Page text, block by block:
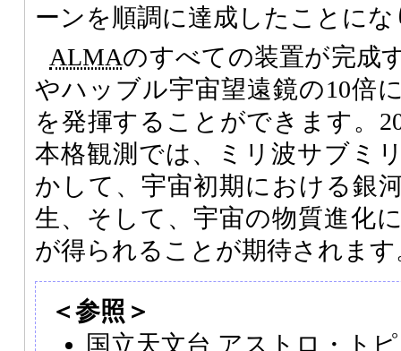
ーンを順調に達成したことに
ALMAのすべての装置が完成
やハッブル宇宙望遠鏡の10倍
を発揮することができます。
本格観測では、ミリ波サブミ
かして、宇宙初期における銀
生、そして、宇宙の物質進化
が得られることが期待されます
＜参照＞
国立天文台 アストロ・ト